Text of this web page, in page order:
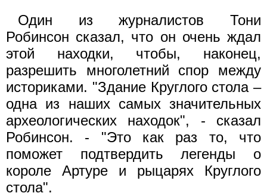
Один из журналистов Тони
Робинсон сказал, что он очень ждал
этой находки, чтобы, наконец,
разрешить многолетний спор между
историками. "Здание Круглого стола –
одна из наших самых значительных
археологических находок", - сказал
Робинсон. - "Это как раз то, что
поможет подтвердить легенды о
короле Артуре и рыцарях Круглого
стола".